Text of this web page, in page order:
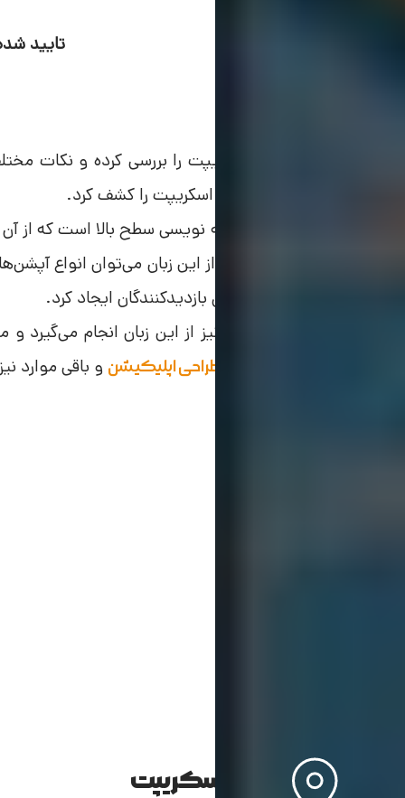
تایید
در ابتدا باید زبان جاوا اسکریپت را بررسی کرده و نکات
تفاوت‌های میان جاوا و جاوا اسکریپت را کشف کرد.
جاوا اسکریپت یک زبان برنامه نویسی سطح بالا است که
استفاده می‌شود. با استفاده از این زبان می‌توان انواع
صفحه‌ای پویا و جذاب را برای بازدیدکنندگان ایجاد کرد.
استفاده‌های مختلف دیگری نیز از این زبان انجام
طراحی اپلیکیشن و باقی موارد
ویژگی‌های جاوا اسکریپت